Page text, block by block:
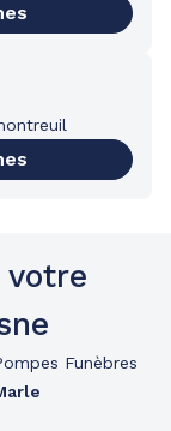
votre
Funèbres